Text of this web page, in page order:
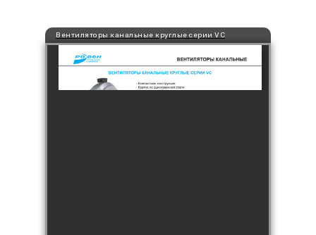
Вентиляторы канальные круглые серии VC